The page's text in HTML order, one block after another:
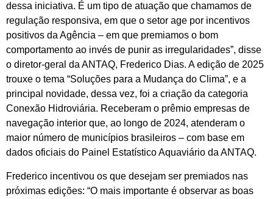
dessa iniciativa. É um tipo de atuação que chamamos de
regulação responsiva, em que o setor age por incentivos
positivos da Agência – em que premiamos o bom
comportamento ao invés de punir as irregularidades”, disse
o diretor-geral da ANTAQ, Frederico Dias. A edição de 2025
trouxe o tema “Soluções para a Mudança do Clima”, e a
principal novidade, dessa vez, foi a criação da categoria
Conexão Hidroviária. Receberam o prêmio empresas de
navegação interior que, ao longo de 2024, atenderam o
maior número de municípios brasileiros – com base em
dados oficiais do Painel Estatístico Aquaviário da ANTAQ.
Frederico incentivou os que desejam ser premiados nas
próximas edições: “O mais importante é observar as boas